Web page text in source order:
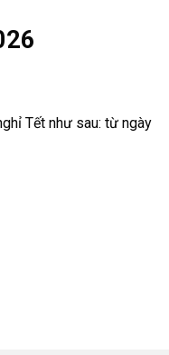
Tết như sau: từ ngày